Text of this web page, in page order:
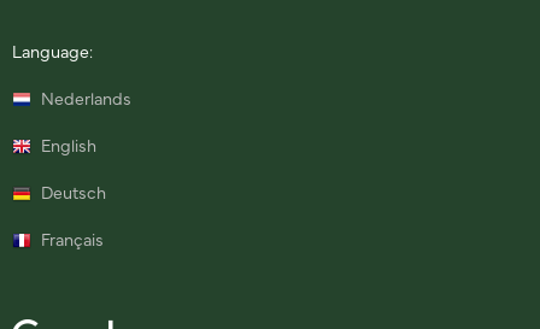
Language:
Nederlands
English
Deutsch
Français